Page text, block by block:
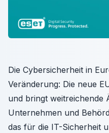
Die Cybersicherheit in
Veränderung: Die neue
und bringt weitreichende
Unternehmen und
das für die IT-Sicherheit